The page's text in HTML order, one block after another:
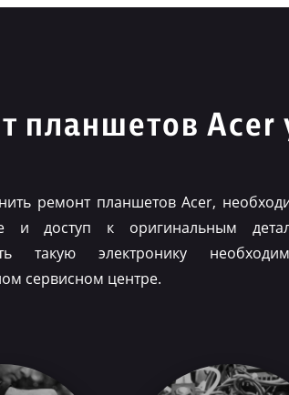
планшетов Acer
ремонт планшетов Acer,
и доступ к оригинальным
такую электронику
сервисном центре.